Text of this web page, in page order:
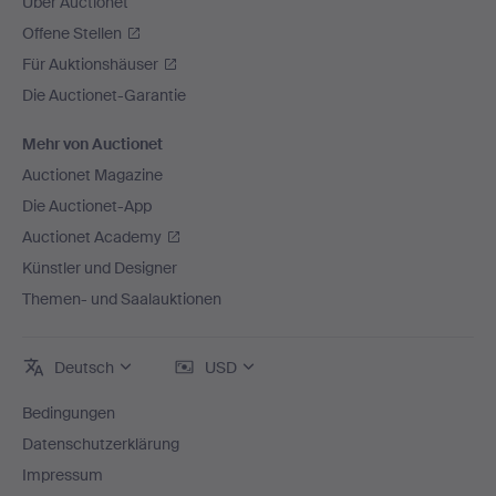
Offene Stellen
Für Auktionshäuser
Die Auctionet-Garantie
Mehr von Auctionet
Auctionet Magazine
Die Auctionet-App
Auctionet Academy
Künstler und Designer
Themen- und Saalauktionen
Deutsch USD
Bedingungen
Datenschutzerklärung
Impressum